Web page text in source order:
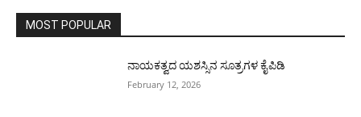
MOST POPULAR
ನಾಯಕತ್ವದ ಯಶಸ್ಸಿನ ಸೂತ್ರಗಳ ಕೈಪಿಡಿ
February 12, 2026